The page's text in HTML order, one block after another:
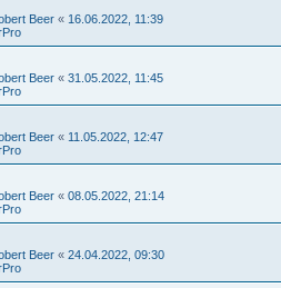
Beer « 16.06.2022, 11:39
Beer « 31.05.2022, 11:45
Beer « 11.05.2022, 12:47
Beer « 08.05.2022, 21:14
Beer « 24.04.2022, 09:30